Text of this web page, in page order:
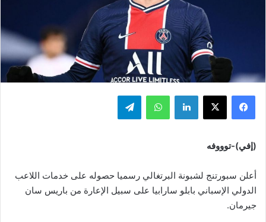
فيسبوك ‫X لينكدإن واتساب تيلقرام
(إفي)-توووفه
أعلن سبورتنج لشبونة البرتغالي رسميا حصوله على خدمات اللاعب
الدولي الإسباني بابلو سارابيا على سبيل الإعارة من باريس سان
جيرمان.